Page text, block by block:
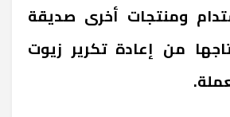
ومنتجات أخرى صديقة
من إعادة تكرير زيوت